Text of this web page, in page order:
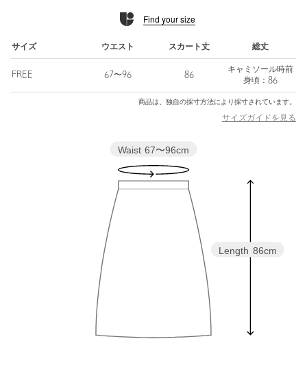
けて模様を描く技法のことです。
くように一針一針を重ねています。
■コーディネート
裏地はないため、インナーにスリムパンツやレギンスなどをレイ
ヤードしてアレンジを楽しめます。
スタイリング次第で印象を変えられる、汎用性の高い一着です。
============================
============================
＜Pheeta（フィータ）＞
2019年デビューの「繋ぐ服」をコンセプトにした東京ブランド。
世界中の継承すべき希少な技術や、家族に引き継がれるような特
別な服を、価値観を共有する仲間と共に繋いでいく事を願ってい
手のかかる、まるで生き物のようなも物作りは伝承される中で文
Find your size
サイズ ウエスト スカート丈 総丈
FREE 67〜96 86
キャミソール時前
身頃：86
商品は、独自の採寸方法により採寸されています。
サイズガイドを見る
Length 86cm
Waist 67〜96cm